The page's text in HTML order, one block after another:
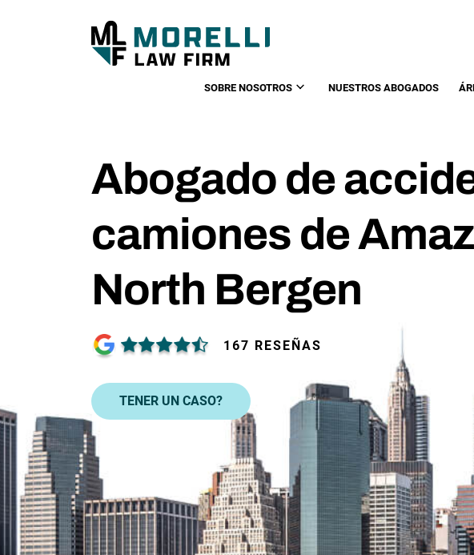
SOBRE NOSOTROS NUESTROS ABOGADOS
Abogado de
camiones de
North Bergen
167 RESEÑAS
TENER UN CASO?